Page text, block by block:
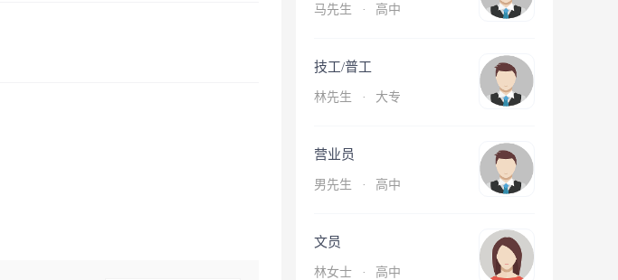
马先生 · 高中
技工/普工
林先生 · 大专
营业员
男先生 · 高中
文员
林女士 · 高中